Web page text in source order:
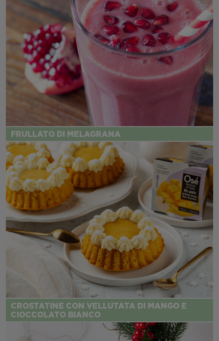
FRULLATO DI MELAGRANA
CROSTATINE CON VELLUTATA DI MANGO E
CIOCCOLATO BIANCO